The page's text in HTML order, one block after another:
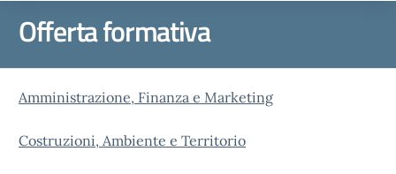
Offerta formativa
Amministrazione, Finanza e Marketing
Costruzioni, Ambiente e Territorio